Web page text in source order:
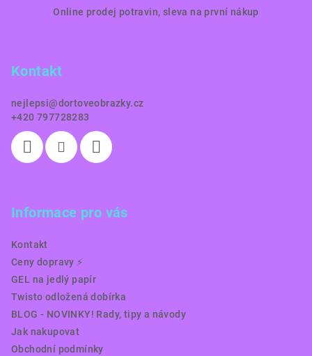
Online prodej potravin, sleva na první nákup
Kontakt
nejlepsi@dortoveobrazky.cz
+420 797728283
Informace pro vás
Kontakt
Ceny dopravy ⚡️
GEL na jedlý papír
Twisto odložená dobírka
BLOG - NOVINKY! Rady, tipy a návody
Jak nakupovat
Obchodní podmínky